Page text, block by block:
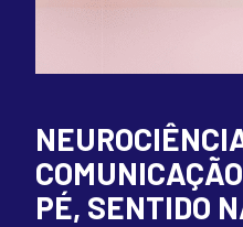
PÉ, SENTIDO